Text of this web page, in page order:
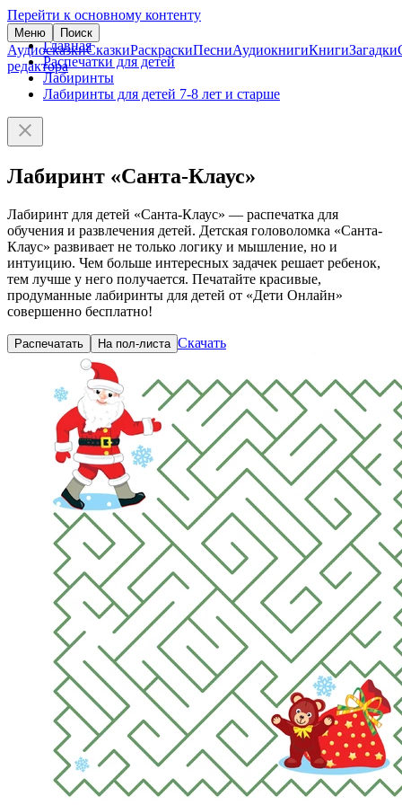
Перейти к основному контенту
Меню Поиск
АудиосказкиСказкиРаскраскиПесниАудиокнигиКнигиЗагадки
редактора
Главная
Распечатки для детей
Лабиринты
Лабиринты для детей 7-8 лет и старше
Лабиринт «Санта-Клаус»
Лабиринт для детей «Санта-Клаус» — распечатка для
обучения и развлечения детей. Детская головоломка «Санта-
Клаус» развивает не только логику и мышление, но и
интуицию. Чем больше интересных задачек решает ребенок,
тем лучше у него получается. Печатайте красивые,
продуманные лабиринты для детей от «Дети Онлайн»
совершенно бесплатно!
Распечатать На пол-листа Скачать